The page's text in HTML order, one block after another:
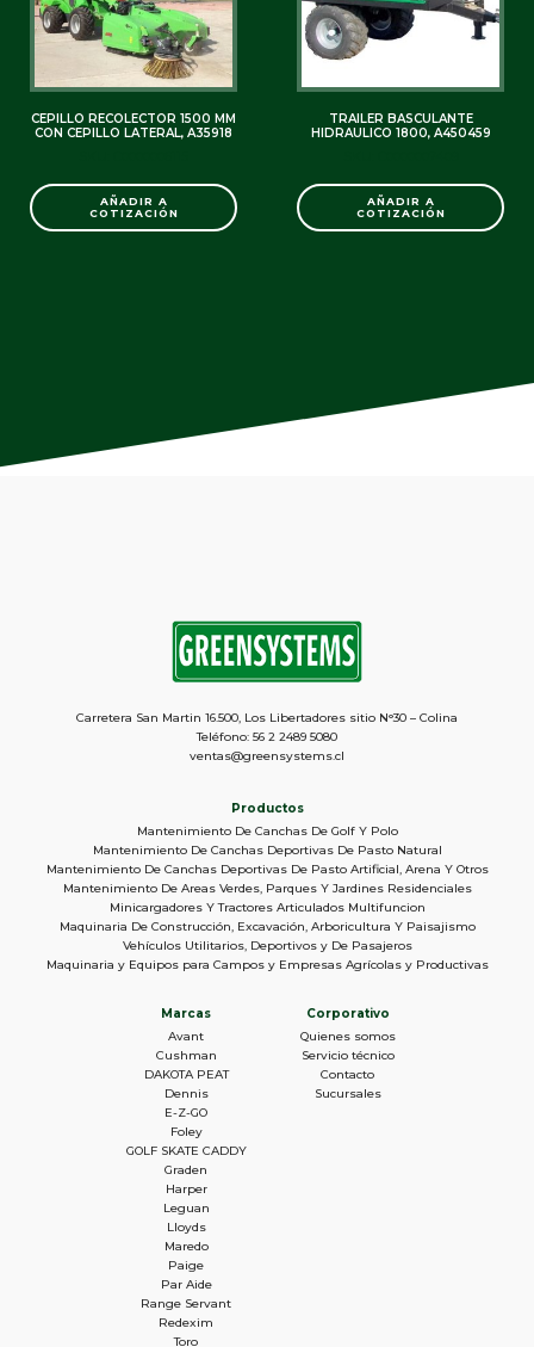
CEPILLO RECOLECTOR 1500 MM
CON CEPILLO LATERAL, A35918
AÑADIR A
COTIZACIÓN
TRAILER BASCULANTE
HIDRAULICO 1800, A450459
AÑADIR A
COTIZACIÓN
Productos
Mantenimiento De Canchas De Golf Y Polo
Mantenimiento De Canchas Deportivas De Pasto Natural
Mantenimiento De Canchas Deportivas De Pasto Artificial, Arena Y Otros
Mantenimiento De Areas Verdes, Parques Y Jardines Residenciales
Minicargadores Y Tractores Articulados Multifuncion
Maquinaria De Construcción, Excavación, Arboricultura Y Paisajismo
Vehículos Utilitarios, Deportivos y De Pasajeros
Maquinaria y Equipos para Campos y Empresas Agrícolas y Productivas
Marcas
Avant
Cushman
DAKOTA PEAT
Dennis
E-Z-GO
Foley
GOLF SKATE CADDY
Graden
Harper
Leguan
Lloyds
Maredo
Paige
Par Aide
Range Servant
Redexim
Toro
Corporativo
Quienes somos
Servicio técnico
Contacto
Sucursales
Carretera San Martin 16.500, Los Libertadores sitio N°30 – Colina
Teléfono: 56 2 2489 5080
ventas@greensystems.cl